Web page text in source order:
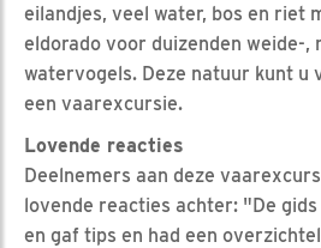
eilandjes, veel water, bos en riet
eldorado voor duizenden weide-,
watervogels. Deze natuur kunt u
een vaarexcursie.
Lovende reacties
Deelnemers aan deze
lovende reacties achter: "De
en gaf tips en had een